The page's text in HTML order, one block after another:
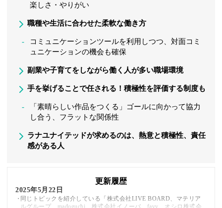
楽しさ・やりがい
職種や生活に合わせた柔軟な働き方
コミュニケーションツールを利用しつつ、対面コミ
ュニケーションの機会も確保
副業や子育てをしながら働く人が多い職場環境
手を挙げることで任される！積極性を評価する制度も
「素晴らしい作品をつくる」ゴールに向かって協力
し合う、フラットな関係性
ラナユナイテッドが求めるのは、熱意と積極性、責任
感がある人
更新履歴
2025年5月22日
同じトピックを紹介している「株式会社LIVE BOARD、マテリア
ルグループ、madoguchi、株式会社イノーバ、favy、オシロ株式会